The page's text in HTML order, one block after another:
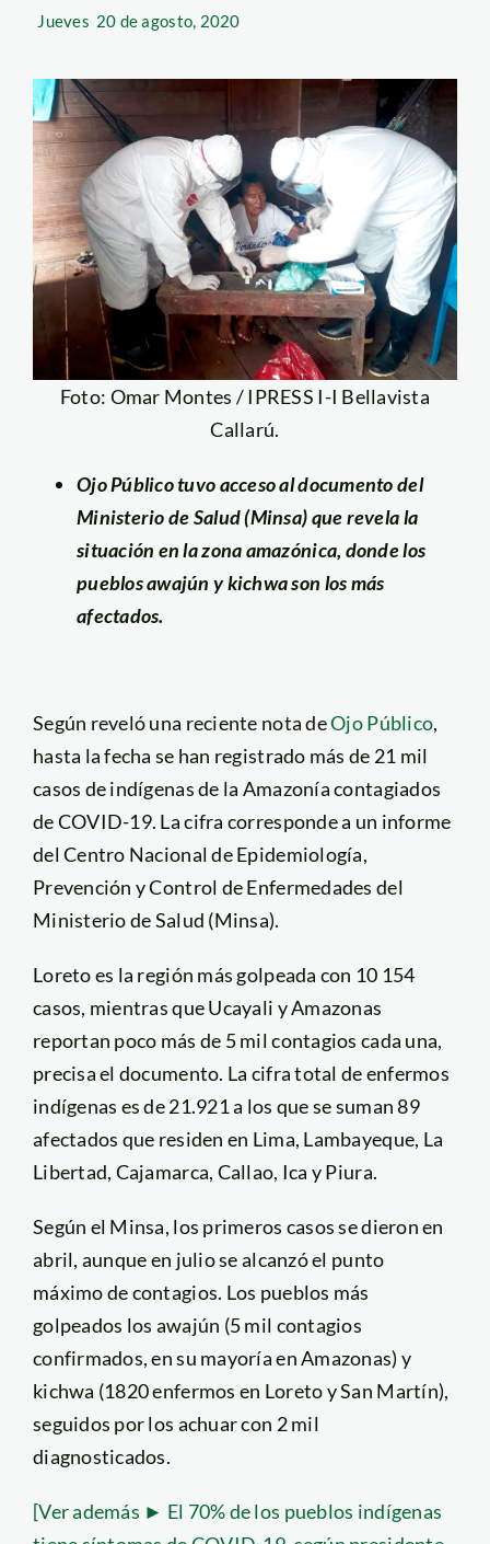
Jueves 20 de agosto, 2020
Foto: Omar Montes / IPRESS I-I Bellavista
Callarú.
Ojo Público tuvo acceso al documento del
Ministerio de Salud (Minsa) que revela la
situación en la zona amazónica, donde los
pueblos awajún y kichwa son los más
afectados.
Según reveló una reciente nota deOjo Público,
hasta la fecha se han registrado más de 21 mil
casos de indígenas de la Amazonía contagiados
de COVID-19. La cifra corresponde a un informe
del Centro Nacional de Epidemiología,
Prevención y Control de Enfermedades del
Ministerio de Salud (Minsa).
Loreto es la región más golpeada con 10 154
casos, mientras que Ucayali y Amazonas
reportan poco más de 5 mil contagios cada una,
precisa el documento. La cifra total de enfermos
indígenas es de 21.921 a los que se suman 89
afectados que residen en Lima, Lambayeque, La
Libertad, Cajamarca, Callao, Ica y Piura.
Según el Minsa, los primeros casos se dieron en
abril, aunque en julio se alcanzó el punto
máximo de contagios. Los pueblos más
golpeados los awajún (5 mil contagios
confirmados, en su mayoría en Amazonas) y
kichwa (1820 enfermos en Loreto y San Martín),
seguidos por los achuar con 2 mil
diagnosticados.
[Ver además ► El 70% de los pueblos indígenas